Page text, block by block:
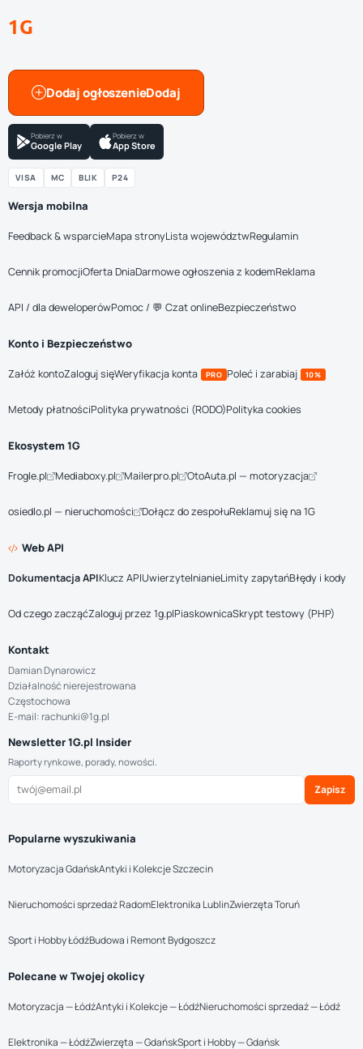
1G
Dodaj ogłoszenie
Pobierz w
Google Play
Pobierz w
App Store
VISA MC BLIK P24
Wersja mobilna
Feedback & wsparcieMapa stronyLista województwRegulamin
Cennik promocjiOferta DniaDarmowe ogłoszenia z kodemReklama
API / dla deweloperówPomoc / 💬 Czat onlineBezpieczeństwo
Konto i Bezpieczeństwo
Załóż kontoZaloguj sięWeryfikacja konta PRO Poleć i zarabiaj 10%
Metody płatnościPolityka prywatności (RODO)Polityka cookies
Ekosystem 1G
Frogle.pl Mediaboxy.pl Mailerpro.pl OtoAuta.pl — motoryzacja
osiedlo.pl — nieruchomości Dołącz do zespołuReklamuj się na 1G
Web API
Dokumentacja APIKlucz APIUwierzytelnianieLimity zapytańBłędy i kody
Od czego zacząćZaloguj przez 1g.plPiaskownicaSkrypt testowy (PHP)
Kontakt
Damian Dynarowicz
Działalność nierejestrowana
Częstochowa
E-mail: rachunki@1g.pl
Newsletter 1G.pl Insider
Raporty rynkowe, porady, nowości.
Zapisz
Popularne wyszukiwania
Motoryzacja GdańskAntyki i Kolekcje Szczecin
Nieruchomości sprzedaż RadomElektronika LublinZwierzęta Toruń
Sport i Hobby ŁódźBudowa i Remont Bydgoszcz
Polecane w Twojej okolicy
Motoryzacja — ŁódźAntyki i Kolekcje — ŁódźNieruchomości sprzedaż — Łódź
Elektronika — ŁódźZwierzęta — GdańskSport i Hobby — Gdańsk